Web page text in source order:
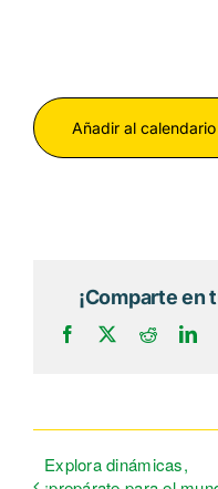
Contacto
Añadir al calendario
¡Comparte en
Facebook Reddit
Explora dinámicas,